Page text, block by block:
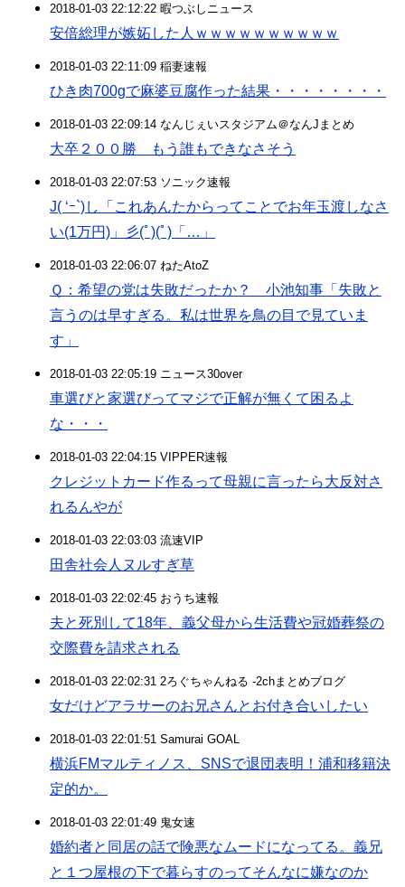
2018-01-03 22:12:22 暇つぶしニュース
安倍総理が嫉妬した人ｗｗｗｗｗｗｗｗｗｗ
2018-01-03 22:11:09 稲妻速報
ひき肉700gで麻婆豆腐作った結果・・・・・・・・
2018-01-03 22:09:14 なんじぇいスタジアム＠なんJまとめ
大卒２００勝 もう誰もできなさそう
2018-01-03 22:07:53 ソニック速報
J( ‘ｰ`)し「これあんたからってことでお年玉渡しなさ
い(1万円)」彡(ﾟ)(ﾟ)「…」
2018-01-03 22:06:07 ねたAtoZ
Ｑ：希望の党は失敗だったか？ 小池知事「失敗と
言うのは早すぎる。私は世界を鳥の目で見ていま
す」
2018-01-03 22:05:19 ニュース30over
車選びと家選びってマジで正解が無くて困るよ
な・・・
2018-01-03 22:04:15 VIPPER速報
クレジットカード作るって母親に言ったら大反対さ
れるんやが
2018-01-03 22:03:03 流速VIP
田舎社会人ヌルすぎ草
2018-01-03 22:02:45 おうち速報
夫と死別して18年、義父母から生活費や冠婚葬祭の
交際費を請求される
2018-01-03 22:02:31 2ろぐちゃんねる -2chまとめブログ
女だけどアラサーのお兄さんとお付き合いしたい
2018-01-03 22:01:51 Samurai GOAL
横浜FMマルティノス、SNSで退団表明！浦和移籍決
定的か。
2018-01-03 22:01:49 鬼女速
婚約者と同居の話で険悪なムードになってる。義兄
と１つ屋根の下で暮らすのってそんなに嫌なのか